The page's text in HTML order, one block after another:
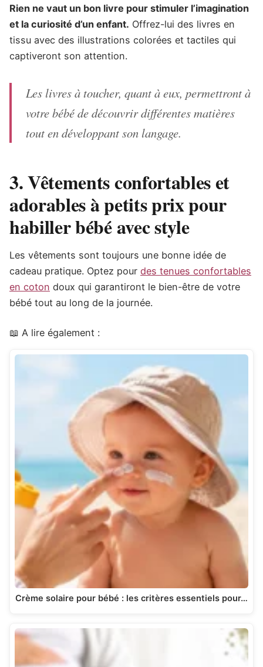
Rien ne vaut un bon livre pour stimuler l’imagination
et la curiosité d’un enfant. Offrez-lui des livres en
tissu avec des illustrations colorées et tactiles qui
captiveront son attention.
Les livres à toucher, quant à eux, permettront à
votre bébé de découvrir différentes matières
tout en développant son langage.
3. Vêtements confortables et
adorables à petits prix pour
habiller bébé avec style
Les vêtements sont toujours une bonne idée de
cadeau pratique. Optez pour des tenues confortables
en coton doux qui garantiront le bien-être de votre
bébé tout au long de la journée.
📖 A lire également :
Crème solaire pour bébé : les critères essentiels pour…